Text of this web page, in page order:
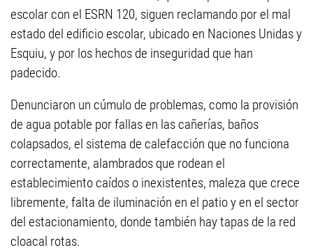
escolar con el ESRN 120, siguen reclamando por el mal
estado del edificio escolar, ubicado en Naciones Unidas y
Esquiu, y por los hechos de inseguridad que han
padecido.
Denunciaron un cúmulo de problemas, como la provisión
de agua potable por fallas en las cañerías, baños
colapsados, el sistema de calefacción que no funciona
correctamente, alambrados que rodean el
establecimiento caídos o inexistentes, maleza que crece
libremente, falta de iluminación en el patio y en el sector
del estacionamiento, donde también hay tapas de la red
cloacal rotas.